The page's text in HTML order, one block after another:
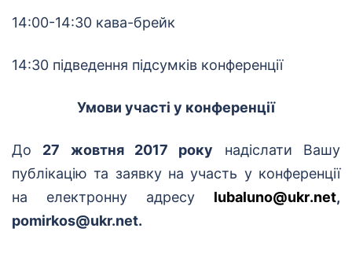
14:00-14:30 кава-брейк
14:30 підведення підсумків конференції
Умови участі у конференції
До 27 жовтня 2017 року надіслати Вашу
публікацію та заявку на участь у конференції
на електронну адресу
lubaluno@ukr.net,
pomirkos@ukr.net.